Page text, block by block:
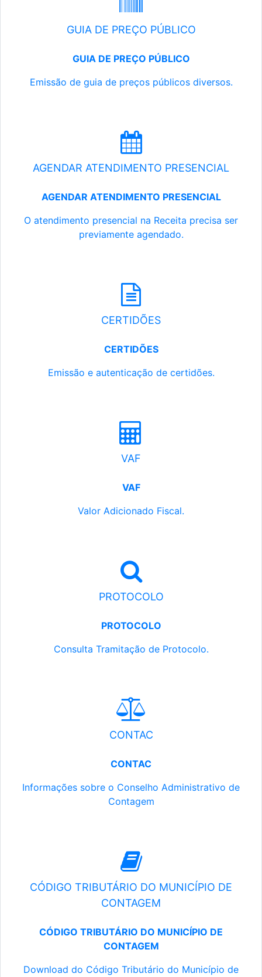
GUIA DE PREÇO PÚBLICO
GUIA DE PREÇO PÚBLICO
Emissão de guia de preços públicos diversos.
AGENDAR ATENDIMENTO PRESENCIAL
AGENDAR ATENDIMENTO PRESENCIAL
O atendimento presencial na Receita precisa ser
previamente agendado.
CERTIDÕES
CERTIDÕES
Emissão e autenticação de certidões.
VAF
VAF
Valor Adicionado Fiscal.
PROTOCOLO
PROTOCOLO
Consulta Tramitação de Protocolo.
CONTAC
CONTAC
Informações sobre o Conselho Administrativo de
Contagem
CÓDIGO TRIBUTÁRIO DO MUNICÍPIO DE
CONTAGEM
CÓDIGO TRIBUTÁRIO DO MUNICÍPIO DE
CONTAGEM
Download do Código Tributário do Município de